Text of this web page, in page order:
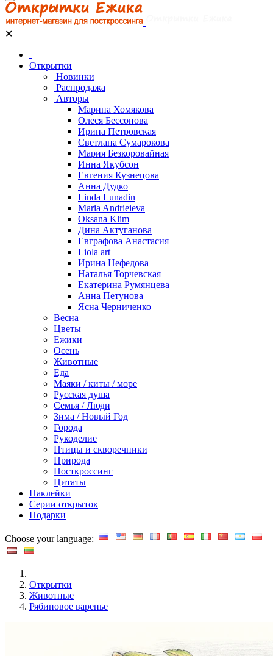
✕
Открытки
Новинки
Распродажа
Авторы
Марина Хомякова
Олеся Бессонова
Ирина Петровская
Светлана Сумарокова
Мария Безкоровайная
Инна Якубсон
Евгения Кузнецова
Анна Дудко
Linda Lunadin
Maria Andrieieva
Oksana Klim
Дина Актуганова
Евграфова Анастасия
Liola art
Ирина Нефедова
Наталья Торчевская
Екатерина Румянцева
Анна Петунова
Ясна Черниченко
Весна
Цветы
Ежики
Осень
Животные
Еда
Маяки / киты / море
Русская душа
Семья / Люди
Зима / Новый Год
Города
Рукоделие
Птицы и скворечники
Природа
Посткроссинг
Цитаты
Наклейки
Серии открыток
Подарки
Choose your language:
Открытки
Животные
Рябиновое варенье